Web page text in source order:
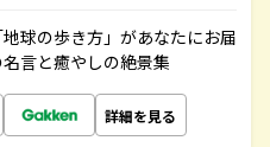
球の歩き方」があなたにお届
言と癒やしの絶景集
詳細を見る